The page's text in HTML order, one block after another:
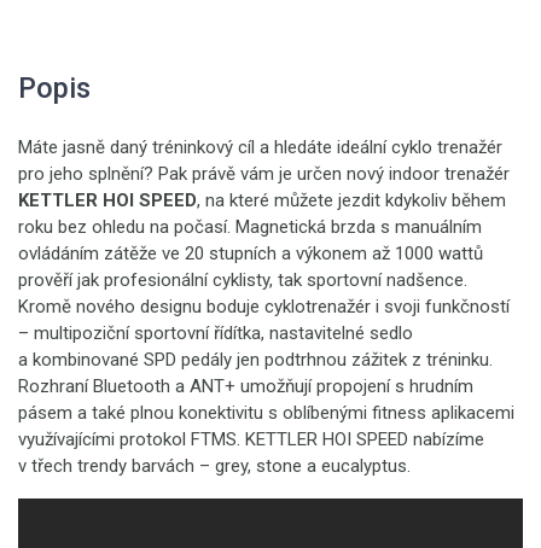
Popis
Máte jasně daný tréninkový cíl a hledáte ideální cyklo trenažér
pro jeho splnění? Pak právě vám je určen nový indoor trenažér
KETTLER HOI SPEED, na které můžete jezdit kdykoliv během
roku bez ohledu na počasí. Magnetická brzda s manuálním
ovládáním zátěže ve 20 stupních a výkonem až 1000 wattů
prověří jak profesionální cyklisty, tak sportovní nadšence.
Kromě nového designu boduje cyklotrenažér i svoji funkčností
– multipoziční sportovní řídítka, nastavitelné sedlo
a kombinované SPD pedály jen podtrhnou zážitek z tréninku.
Rozhraní Bluetooth a ANT+ umožňují propojení s hrudním
pásem a také plnou konektivitu s oblíbenými fitness aplikacemi
využívajícími protokol FTMS. KETTLER HOI SPEED nabízíme
v třech trendy barvách – grey, stone a eucalyptus.